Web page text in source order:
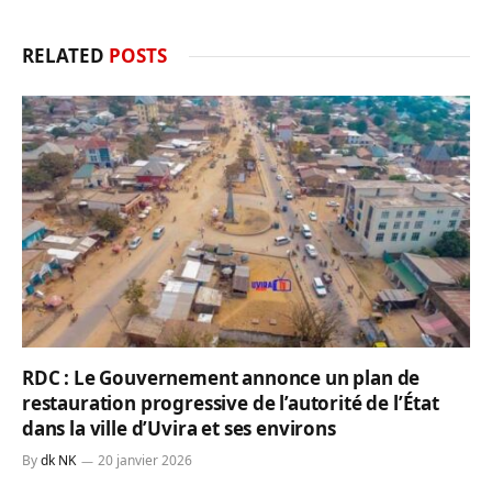
RELATED POSTS
RDC : Le Gouvernement annonce un plan de
restauration progressive de l’autorité de l’État
dans la ville d’Uvira et ses environs
Bydk NK 20 janvier 2026